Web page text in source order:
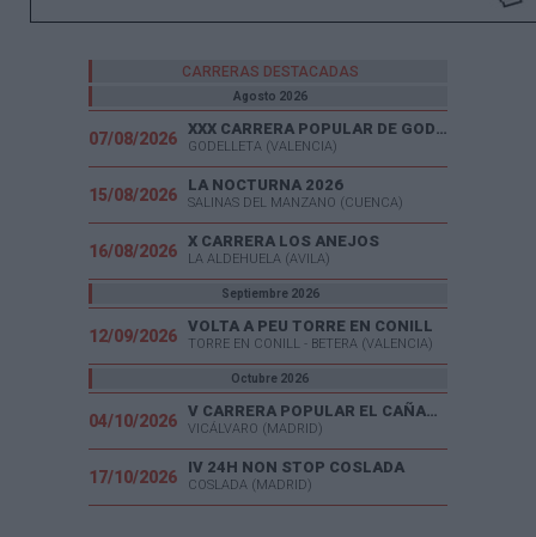
CARRERAS DESTACADAS
Agosto 2026
07/08/2026
XXX CARRERA POPULAR DE GODELLETA
GODELLETA (VALENCIA)
15/08/2026
LA NOCTURNA 2026
SALINAS DEL MANZANO (CUENCA)
16/08/2026
X CARRERA LOS ANEJOS
LA ALDEHUELA (AVILA)
Septiembre 2026
12/09/2026
VOLTA A PEU TORRE EN CONILL
TORRE EN CONILL - BETERA (VALENCIA)
Octubre 2026
04/10/2026
V CARRERA POPULAR EL CAÑAVERAL
VICÁLVARO (MADRID)
17/10/2026
IV 24H NON STOP COSLADA
COSLADA (MADRID)